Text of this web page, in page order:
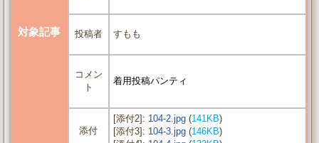
対象記事 投稿者 すもも
コメン
ト
着用投稿パンティ
添付
[添付2]: 104-2.jpg(141KB)
[添付3]: 104-3.jpg(146KB)